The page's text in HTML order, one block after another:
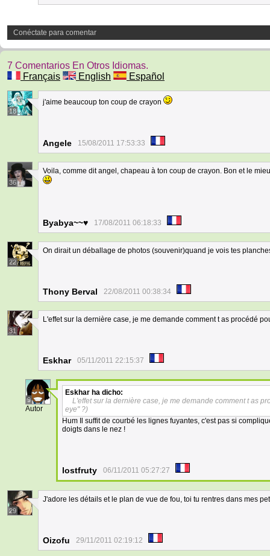
Conéctate para comentar
7 Comentarios En Otros Idiomas.
Français
English Español
18
j'aime beaucoup ton coup de crayon
Angele 15/08/2011 17:53:33
36
Voila, comme dit angel, chapeau à ton coup de crayon. Bon et le
Byabya~~♥ 17/08/2011 06:18:33
22
On dirait un déballage de photos (souvenir)quand je vois tes
Thony Berval 22/08/2011 00:38:34
31
L'effet sur la dernière case, je me demande comment t as procédé
Eskhar 05/11/2011 22:15:37
9
Autor
Eskhar ha dicho:
L'effet sur la dernière case, je me demande comment t as
eye" ?)
Hum Il suffit de courbé les lignes fuyantes, c'est pas si
doigts dans le nez !
lostfruty 06/11/2011 05:27:27
29
J'adore les détails et le plan de vue de fou, toi tu rentres dans mes
Oizofu 29/11/2011 02:19:12